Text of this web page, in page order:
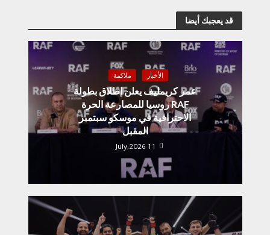
قد يعجبك أيضا
الأخبار ملاكمة
عمر كريمليف يعلن إطلاق بطولة
RAF روسيا للمصارعة الحرة
الاحترافية في موسكو سبتمبر
المقبل
11 July,2026